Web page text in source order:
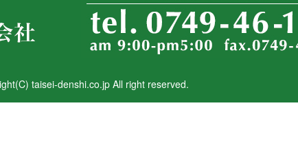
taisei-denshi.co.jp All right reserved.